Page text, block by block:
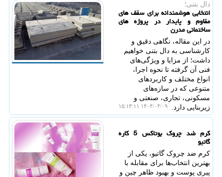
دال بتنی؛
انتخابی هوشمندانه برای سقف های
مقاوم و پایدار در پروژه های
ساختمانی مدرن
در این مقاله، نگاهی دقیق و
کارشناسی به دال بتنی خواهیم
داشت؛ از مزایا و ویژگی‌های
فنی آن گرفته تا نحوه اجرا،
انواع مختلف و کاربردهای
متنوعی که در سازه‌های
مسکونی، تجاری، صنعتی و
زیربنایی دارد.
۱۴۰۴/۰۴/۰۹ ۱۵:۱۳:۱۱
کرم ضد چروک بوتاکس 5 کاره
گاتیو
کرم ضد چروک گاتیو، یکی از
بهترین انتخاب‌ها برای مقابله با
پیری پوست و بهبود ظاهر چین و